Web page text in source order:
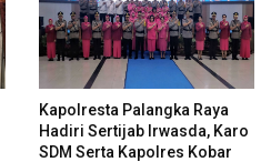
Kapolresta Palangka Raya
Hadiri Sertijab Irwasda, Karo
SDM Serta Kapolres Kobar